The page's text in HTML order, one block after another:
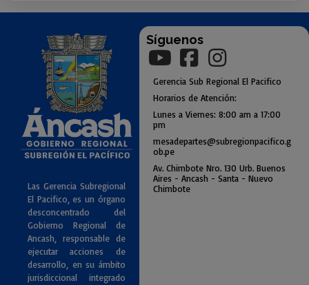
Las Gerencia Subregional
El Pacifico, es un órgano
desconcentrado del
Gobierno Regional de
Ancash, responsable de
ejecutar acciones de
desarrollo, en su ámbito
jurisdiccional integrado
Síguenos
Gerencia Sub Regional El Pacifico
Horarios de Atención:
Lunes a Viernes: 8:00 am a 17:00
pm
mesadepartes@subregionpacifico.g
ob.pe
Av. Chimbote Nro. 130 Urb. Buenos
Aires - Ancash - Santa - Nuevo
Chimbote